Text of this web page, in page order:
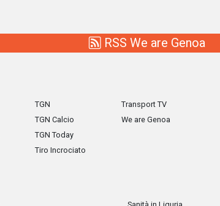
RSS We are Genoa
TGN
TGN Calcio
TGN Today
Tiro Incrociato
Transport TV
We are Genoa